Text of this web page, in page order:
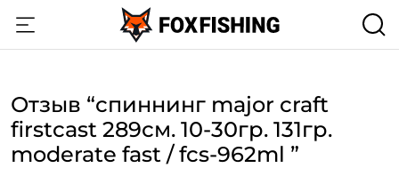
Отзыв “спиннинг major craft
firstcast 289см. 10-30гр. 131гр.
moderate fast / fcs-962ml ”